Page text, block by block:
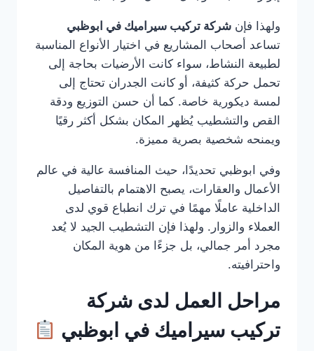
ولهذا فإن شركة تركيب سيراميك في ابوظبي
تساعد أصحاب المشاريع في اختيار الأنواع المناسبة
لطبيعة النشاط، سواء كانت الأرضيات بحاجة إلى
تحمل حركة كثيفة، أو كانت الجدران تحتاج إلى
لمسة ديكورية خاصة. كما أن حسن التوزيع ودقة
القص والتشطيب يُظهر المكان بشكل أكثر رقيًا
ويمنحه شخصية بصرية مميزة.
وفي ابوظبي تحديدًا، حيث المنافسة عالية في عالم
الأعمال والعقارات، يصبح الاهتمام بالتفاصيل
الداخلية عاملًا مهمًا في ترك انطباع قوي لدى
العملاء والزوار. ولهذا فإن التشطيب الجيد لا يُعد
مجرد أمر جمالي، بل جزءًا من هوية المكان
واحترافيته.
مراحل العمل لدى شركة
تركيب سيراميك في ابوظبي